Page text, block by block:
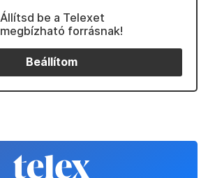
Állítsd be a Telexet
megbízható forrásnak!
Beállítom